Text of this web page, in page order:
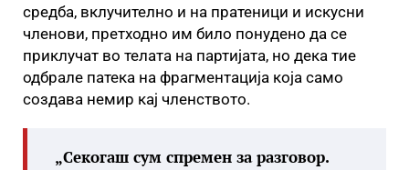
средба, вклучително и на пратеници и искусни
членови, претходно им било понудено да се
приклучат во телата на партијата, но дека тие
одбрале патека на фрагментација која само
создава немир кај членството.
„Секогаш сум спремен за разговор.